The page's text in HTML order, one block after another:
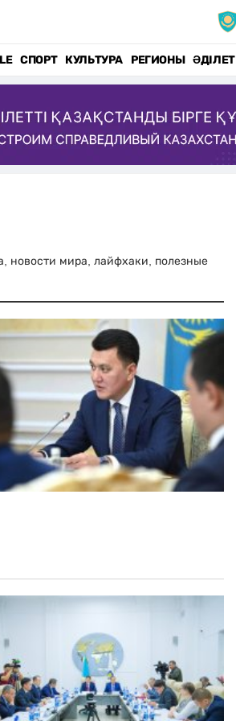
СПОРТ КУЛЬТУРА РЕГИОНЫ ӘДІЛЕТ
новости мира, лайфхаки, полезные